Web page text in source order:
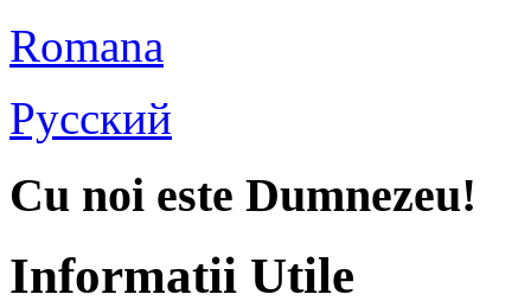
Romana
Русский
Cu noi este Dumnezeu!
Informatii Utile